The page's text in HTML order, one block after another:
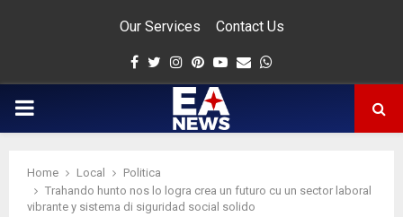
Our Services Contact Us
Facebook
Twitter
Instagram
Pinterest
Youtube
Email
PRIMARY
Home Local
Politica
Trahando hunto nos lo logra crea un futuro cu un sector laboral
vibrante y sistema di siguridad social solido